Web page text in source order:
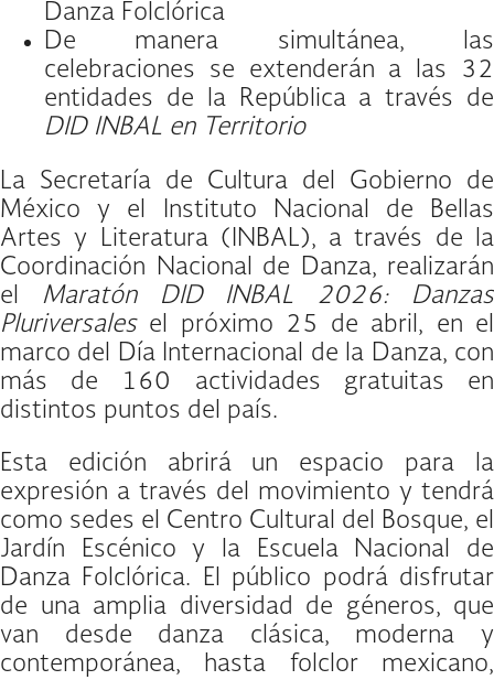
Danza Folclórica
De manera simultánea, las
celebraciones se extenderán a las 32
entidades de la República a través de
DID INBAL en Territorio
La Secretaría de Cultura del Gobierno de
México y el Instituto Nacional de Bellas
Artes y Literatura (INBAL), a través de la
Coordinación Nacional de Danza, realizarán
el Maratón DID INBAL 2026: Danzas
Pluriversalesel próximo 25 de abril, en el
marco del Día Internacional de la Danza, con
más de 160 actividades gratuitas en
distintos puntos del país.
Esta edición abrirá un espacio para la
expresión a través del movimiento y tendrá
como sedes el Centro Cultural del Bosque, el
Jardín Escénico y la Escuela Nacional de
Danza Folclórica. El público podrá disfrutar
de una amplia diversidad de géneros, que
van desde danza clásica, moderna y
contemporánea, hasta folclor mexicano,